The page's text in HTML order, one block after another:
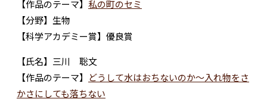
【作品のテーマ】 私の町のセミ
【分野】生物
【科学アカデミー賞】優良賞
【氏名】三川 聡文
【作品のテーマ】 どうして水はおちないのか～入れ物をさ
かさにしても落ちない